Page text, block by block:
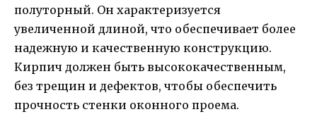
полуторный. Он характеризуется
увеличенной длиной, что обеспечивает более
надежную и качественную конструкцию.
Кирпич должен быть высококачественным,
без трещин и дефектов, чтобы обеспечить
прочность стенки оконного проема.